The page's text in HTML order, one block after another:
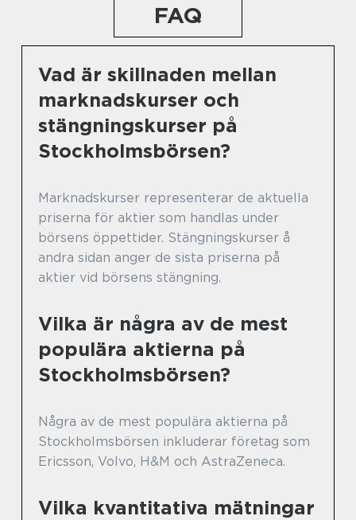
FAQ
Vad är skillnaden mellan
marknadskurser och
stängningskurser på
Stockholmsbörsen?
Marknadskurser representerar de aktuella
priserna för aktier som handlas under
börsens öppettider. Stängningskurser å
andra sidan anger de sista priserna på
aktier vid börsens stängning.
Vilka är några av de mest
populära aktierna på
Stockholmsbörsen?
Några av de mest populära aktierna på
Stockholmsbörsen inkluderar företag som
Ericsson, Volvo, H&M och AstraZeneca.
Vilka kvantitativa mätningar